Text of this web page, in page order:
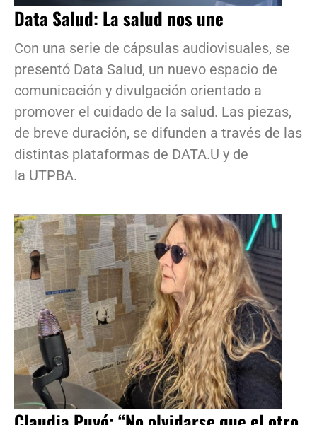
Data Salud: La salud nos une
Con una serie de cápsulas audiovisuales, se
presentó Data Salud, un nuevo espacio de
comunicación y divulgación orientado a
promover el cuidado de la salud. Las piezas,
de breve duración, se difunden a través de las
distintas plataformas de DATA.U y de
la UTPBA.